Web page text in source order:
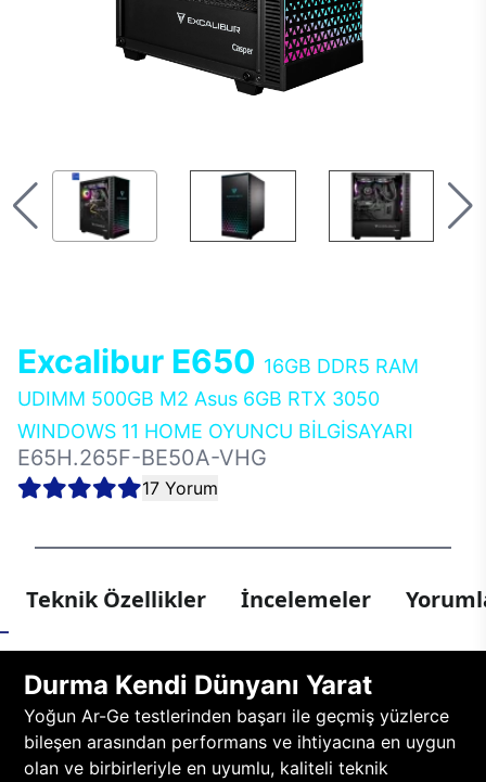
Excalibur E650 16GB DDR5 RAM
UDIMM 500GB M2 Asus 6GB RTX 3050
WINDOWS 11 HOME OYUNCU BİLGİSAYARI
E65H.265F-BE50A-VHG
17 Yorum
Teknik Özellikler İncelemeler
Durma Kendi Dünyanı Yarat
Yoğun Ar-Ge testlerinden başarı ile geçmiş yüzlerce
bileşen arasından performans ve ihtiyacına en uygun
olan ve birbirleriyle en uyumlu, kaliteli teknik